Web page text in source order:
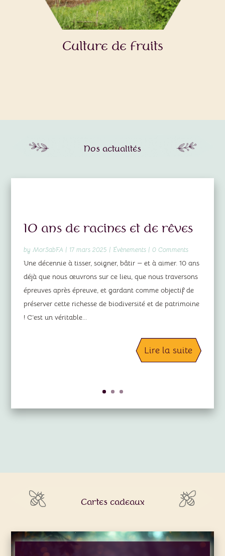
Culture de fruits
Nos actualités
10 ans de racines et de rêves
by MorSabFA | 17 mars 2025 | Évènements | 0 Comments
Une décennie à tisser, soigner, bâtir — et à aimer. 10 ans
déjà que nous œuvrons sur ce lieu, que nous traversons
épreuves après épreuve, et gardant comme objectif de
préserver cette richesse de biodiversité et de patrimoine
! C’est un véritable...
Lire la suite
Cartes cadeaux